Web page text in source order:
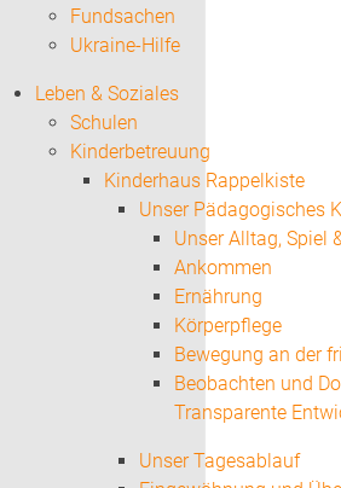
Fundsachen
Ukraine-Hilfe
Leben & Soziales
Schulen
Kinderbetreuung
Kinderhaus Rappelkiste
Unser Pädagogisches
Unser Alltag, Spiel
Ankommen
Ernährung
Körperpflege
Bewegung an der
Beobachten und
Transparente
Unser Tagesablauf